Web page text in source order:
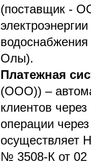
(поставщик -
Олы).
Платежная
(ООО)) –
клиентов
операции
№ 3508-К от 02